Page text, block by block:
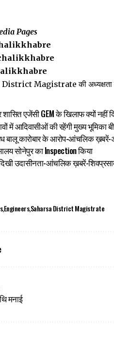
Pages
Magistrate की अध्यक्षता में
एजेंसी GEM के खिलाफ क्यों नहीं
में आदिवासीओं की रहेंगी मुख्‍य भूमिका
बालू कारोबार के आरोप-आंचलिक ख़बरें-
सोनेपुर का Inspection किया
उदासीनता-आंचलिक ख़बरें-
EngineersSaharsa District Magistrate
मनाई